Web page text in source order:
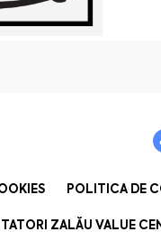
POLITICA DE
ZALĂU VALUE